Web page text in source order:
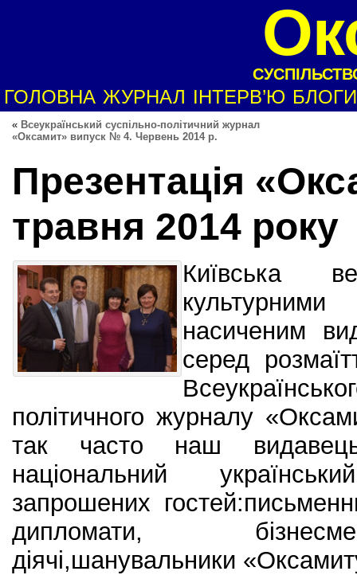
ГОЛОВНА ЖУРНАЛ ІНТЕРВ’Ю БЛОГИ
« Всеукраїнський суспільно-політичний журнал
«Оксамит» випуск № 4. Червень 2014 р.
Презентація
травня 2014 року
Київська
насиченим
серед
політичного журналу
так часто наш
національний
запрошених
дипломати,
діячі,шанувальники